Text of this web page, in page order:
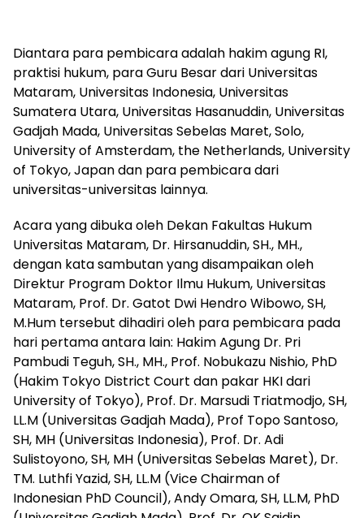
Diantara para pembicara adalah hakim agung RI,
praktisi hukum, para Guru Besar dari Universitas
Mataram, Universitas Indonesia, Universitas
Sumatera Utara, Universitas Hasanuddin, Universitas
Gadjah Mada, Universitas Sebelas Maret, Solo,
University of Amsterdam, the Netherlands, University
of Tokyo, Japan dan para pembicara dari
universitas-universitas lainnya.
Acara yang dibuka oleh Dekan Fakultas Hukum
Universitas Mataram, Dr. Hirsanuddin, SH., MH.,
dengan kata sambutan yang disampaikan oleh
Direktur Program Doktor Ilmu Hukum, Universitas
Mataram, Prof. Dr. Gatot Dwi Hendro Wibowo, SH,
M.Hum tersebut dihadiri oleh para pembicara pada
hari pertama antara lain: Hakim Agung Dr. Pri
Pambudi Teguh, SH., MH., Prof. Nobukazu Nishio, PhD
(Hakim Tokyo District Court dan pakar HKI dari
University of Tokyo), Prof. Dr. Marsudi Triatmodjo, SH,
LL.M (Universitas Gadjah Mada), Prof Topo Santoso,
SH, MH (Universitas Indonesia), Prof. Dr. Adi
Sulistoyono, SH, MH (Universitas Sebelas Maret), Dr.
TM. Luthfi Yazid, SH, LL.M (Vice Chairman of
Indonesian PhD Council), Andy Omara, SH, LL.M, PhD